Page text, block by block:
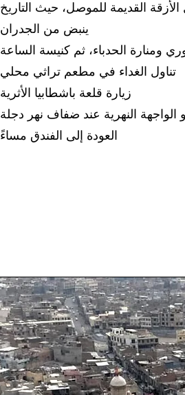
القديمة للموصل، حيث التاريخ
ينبض من الجدران
ومنارة الحدباء، ثم كنيسة الساعة
تناول الغداء في مطعم تراثي محلي
زيارة قلعة باشطابيا الأثرية
النهرية عند ضفاف نهر دجلة
العودة إلى الفندق مساءً